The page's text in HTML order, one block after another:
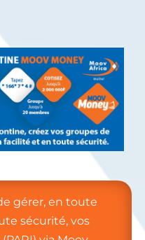
gérer, en toute
sécurité, vos